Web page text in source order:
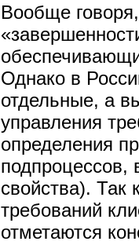
Вообще
Однако в
отдельные, а
управления
определения
подпроцессов,
свойства). Так
требований
отметаются